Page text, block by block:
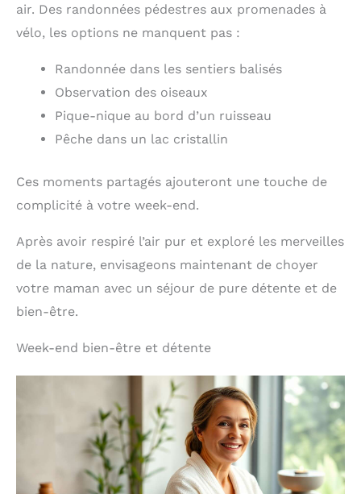
air. Des randonnées pédestres aux promenades à
vélo, les options ne manquent pas :
Randonnée dans les sentiers balisés
Observation des oiseaux
Pique-nique au bord d’un ruisseau
Pêche dans un lac cristallin
Ces moments partagés ajouteront une touche de
complicité à votre week-end.
Après avoir respiré l’air pur et exploré les merveilles
de la nature, envisageons maintenant de choyer
votre maman avec un séjour de pure détente et de
bien-être.
Week-end bien-être et détente